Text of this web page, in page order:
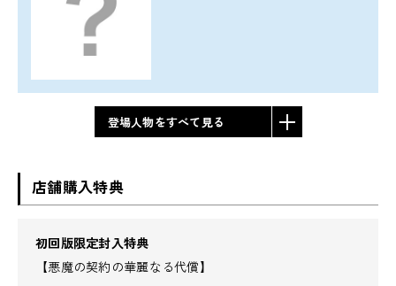
登場人物をすべて見る
店舗購入特典
初回版限定封入特典
【悪魔の契約の華麗なる代償】